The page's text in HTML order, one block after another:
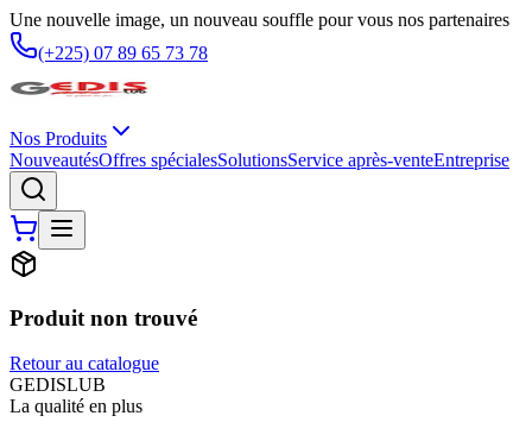
Une nouvelle image, un nouveau souffle pour vous nos partenaires
(+225) 07 89 65 73 78
Nos Produits
NouveautésOffres spécialesSolutionsService après-venteEntreprise
Produit non trouvé
Retour au catalogue
GEDISLUB
La qualité en plus